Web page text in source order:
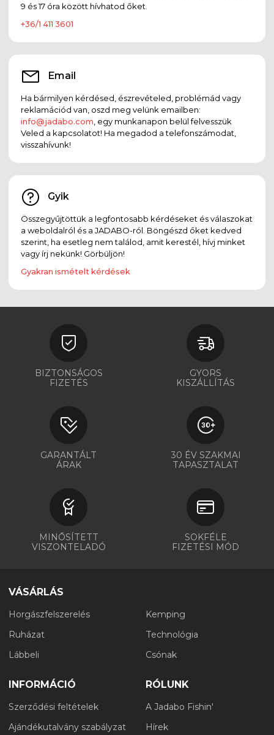
9 és 17 óra között hívhatod őket.
+36/1 411 3601
Email
Ha bármilyen kérdésed, észrevételed, problémád vagy
reklamációd van, oszd meg velünk emailben:
info@jadabo.com , egy munkanapon belül felvesszük
Veled a kapcsolatot! Ha megadod a telefonszámodat,
visszahívunk!
Gyik
Összegyűjtöttük a legfontosabb kérdéseket és válaszokat
a weboldalról és a JADABO-ról. Böngészd őket kedved
szerint, ha esetleg nem találod, amit kerestél, hívj minket
vagy írj nekünk! Görbüljön!
Gyakran ismételt kérdések
BIZTONSÁGOS
FIZETÉS
GYORS
KISZÁLLÍTÁS
GARANTÁLT
ÁRAK
30 ÉV SZAKMAI
TAPASZTALAT
MINŐSÍTETT
VISZONTELADÓ
SOKFÉLE
FIZETÉSI MÓD
VÁSÁRLÁS
Horgászfelszerelés
Ruházat
Lábbeli
Kemping
Technológia
Csónak
INFORMÁCIÓ
Szerződési feltételek
Ajándékutalvány szabályzat
RÓLUNK
A Jadabo Fishin'
Hírek